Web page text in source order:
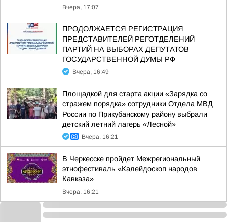
Вчера, 17:07
ПРОДОЛЖАЕТСЯ РЕГИСТРАЦИЯ
ПРЕДСТАВИТЕЛЕЙ РЕГОТДЕЛЕНИЙ
ПАРТИЙ НА ВЫБОРАХ ДЕПУТАТОВ
ГОСУДАРСТВЕННОЙ ДУМЫ РФ
Вчера, 16:49
Площадкой для старта акции «Зарядка со
стражем порядка» сотрудники Отдела МВД
России по Прикубанскому району выбрали
детский летний лагерь «Лесной»
Вчера, 16:21
В Черкесске пройдет Межрегиональный
этнофестиваль «Калейдоскоп народов
Кавказа»
Вчера, 16:21